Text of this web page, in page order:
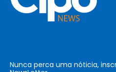
Nunca perca uma nóticia,